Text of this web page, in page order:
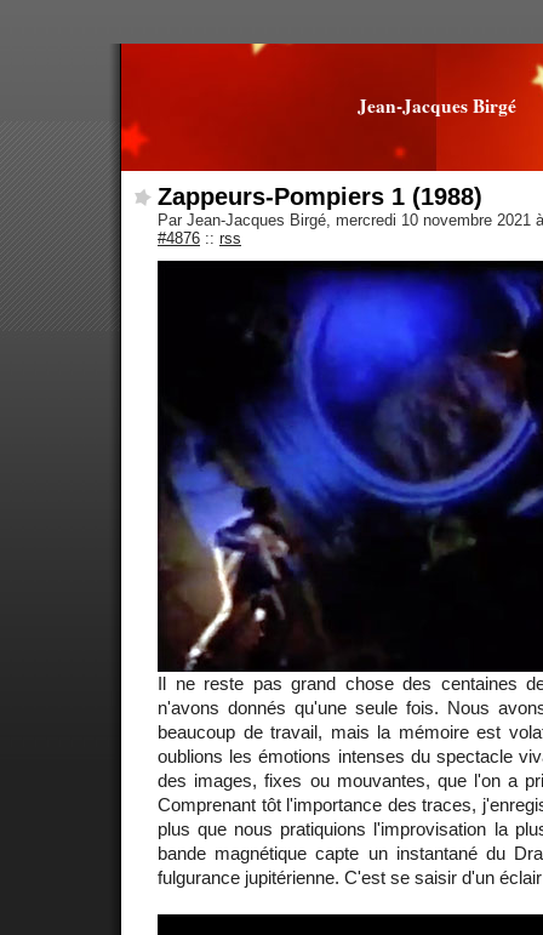
Jean-Jacques Birgé
Zappeurs-Pompiers 1 (1988)
Par Jean-Jacques Birgé, mercredi 10 novembre 2021
#4876 :: rss
Il ne reste pas grand chose des centaines
n'avons donnés qu'une seule fois. Nous
beaucoup de travail, mais la mémoire est
oublions les émotions intenses du spectacle
des images, fixes ou mouvantes, que l'on a
Comprenant tôt l'importance des traces,
plus que nous pratiquions l'improvisation la
bande magnétique capte un instantané du
fulgurance jupitérienne. C'est se saisir d'un